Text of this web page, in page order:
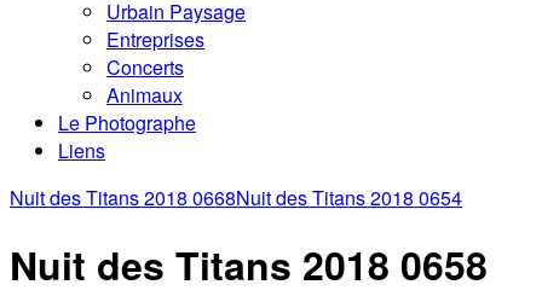
Urbain Paysage
Entreprises
Concerts
Animaux
Le Photographe
Liens
Nuit des Titans 2018 0668Nuit des Titans 2018 0654
Nuit des Titans 2018 0658